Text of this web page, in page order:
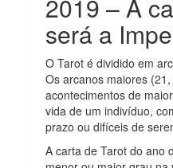
2019 – A
será a
O Tarot é dividido em
Os arcanos maiores
acontecimentos de
vida de um indivíduo,
prazo ou difíceis de
A carta de Tarot do ano